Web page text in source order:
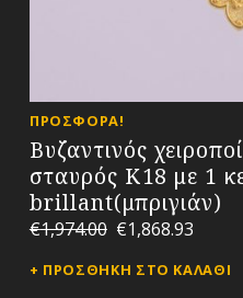
Βυζαντινός
σταυρός Κ18 με 1
brillant(μπριγιάν)
ΠΡΟΣΦΟΡΆ!
€1,974.00 €1,868.93
ΠΡΟΣΘΉΚΗ ΣΤΟ ΚΑΛΆΘΙ